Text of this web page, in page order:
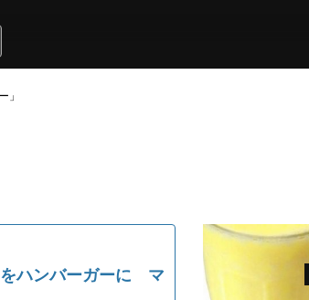
」
ハンバーガーに マ